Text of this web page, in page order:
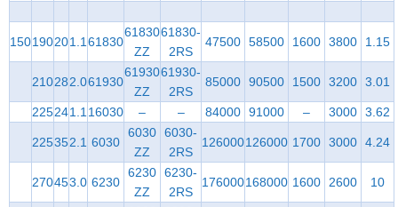
150190201.161830
61830
ZZ
61830-
2RS
47500 58500 1600 3800 1.15
210282.061930
61930
ZZ
61930-
2RS
85000 90500 1500 3200 3.01
225241.116030 – – 84000 91000 – 3000 3.62
225352.1 6030
6030
ZZ
6030-
2RS
126000126000 1700 3000 4.24
270453.0 6230
6230
ZZ
6230-
2RS
176000168000 1600 2600 10